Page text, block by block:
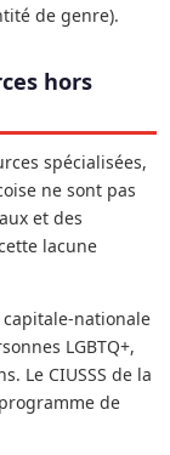
de genre).
hors
spécialisées,
ne sont pas
et des
lacune
nationale
LGBTQ+,
Le CIUSSS de la
de